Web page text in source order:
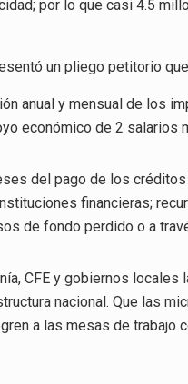
por lo que casi 4.5
un pliego petitorio
anual y mensual de los
económico de 2 salarios
del pago de los
financieras;
de fondo perdido o a
CFE y gobiernos
nacional. Que las
a las mesas de trabajo